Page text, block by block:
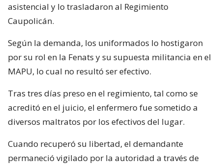
asistencial y lo trasladaron al Regimiento
Caupolicán.
Según la demanda, los uniformados lo hostigaron
por su rol en la Fenats y su supuesta militancia en el
MAPU, lo cual no resultó ser efectivo.
Tras tres días preso en el regimiento, tal como se
acreditó en el juicio, el enfermero fue sometido a
diversos maltratos por los efectivos del lugar.
Cuando recuperó su libertad, el demandante
permaneció vigilado por la autoridad a través de